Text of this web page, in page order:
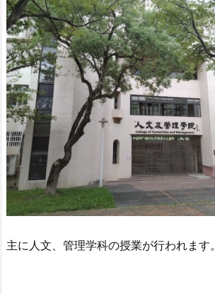
主に人文、管理学科の授業が行われます。